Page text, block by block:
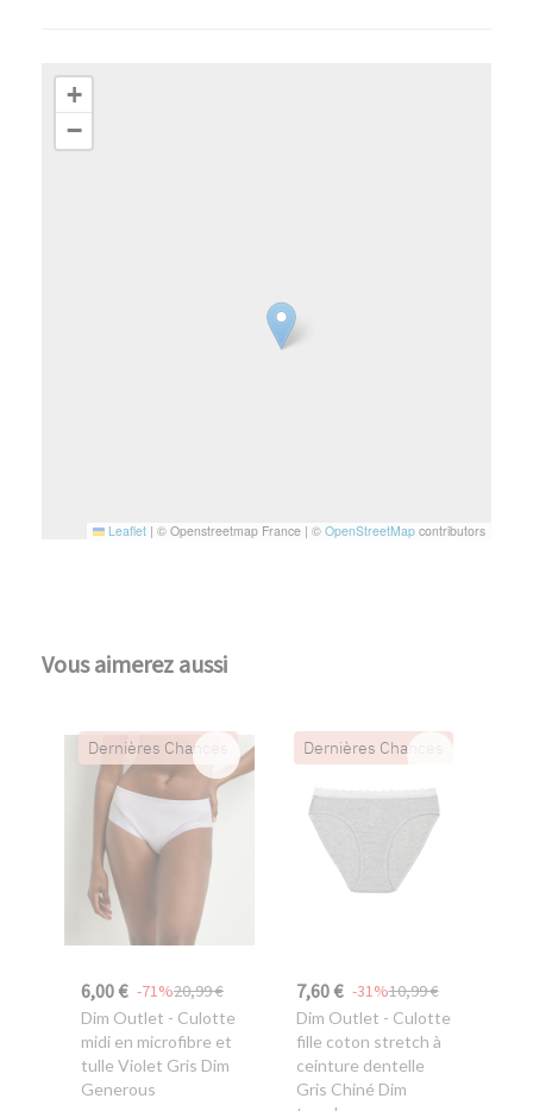
+
−
Leaflet | © Openstreetmap France | © OpenStreetMap contributors
Vous aimerez aussi
Dernières Chances
6,00 € 20,99 €
-71%
Dim Outlet - Culotte
midi en microfibre et
tulle Violet Gris Dim
Generous
Dernières Chances
7,60 € 10,99 €
-31%
Dim Outlet - Culotte
fille coton stretch à
ceinture dentelle
Gris Chiné Dim